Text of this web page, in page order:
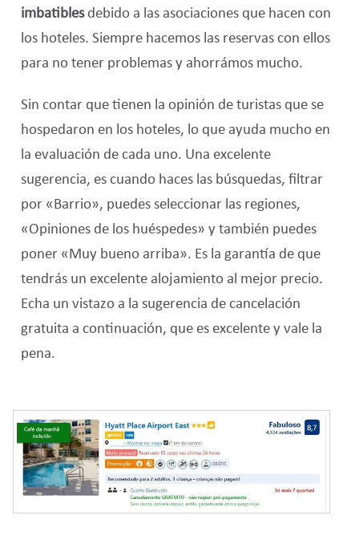
imbatiblesdebido a las asociaciones que hacen con
los hoteles. Siempre hacemos las reservas con ellos
para no tener problemas y ahorrámos mucho.
Sin contar que tienen la opinión de turistas que se
hospedaron en los hoteles, lo que ayuda mucho en
la evaluación de cada uno. Una excelente
sugerencia, es cuando haces las búsquedas, filtrar
por «Barrio», puedes seleccionar las regiones,
«Opiniones de los huéspedes» y también puedes
poner «Muy bueno arriba». Es la garantía de que
tendrás un excelente alojamiento al mejor precio.
Echa un vistazo a la sugerencia de cancelación
gratuita a continuación, que es excelente y vale la
pena.